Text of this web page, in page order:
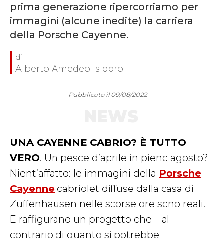
prima generazione ripercorriamo per
immagini (alcune inedite) la carriera
della Porsche Cayenne.
Alberto Amedeo Isidoro
Pubblicato il 09/08/2022
UNA CAYENNE CABRIO? È TUTTO
VERO. Un pesce d’aprile in pieno agosto?
Nient’affatto: le immagini della Porsche
Cayenne cabriolet diffuse dalla casa di
Zuffenhausen nelle scorse ore sono reali.
E raffigurano un progetto che – al
contrario di quanto si potrebbe